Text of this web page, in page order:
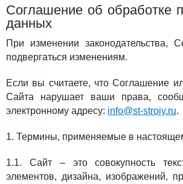
Соглашение об обработке
данных
При изменении законодательства,
подвергаться изменениям.
Если вы считаете, что Соглашение
Сайта нарушает ваши права,
электронному адресу: info@st-stroiy.ru.
1. Термины, применяемые в
1.1. Сайт – это совокупность
элементов, дизайна, изображений,